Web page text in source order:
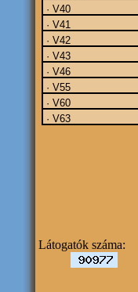
· V40
· V41
· V42
· V43
· V46
· V55
· V60
· V63
Látogatók száma: